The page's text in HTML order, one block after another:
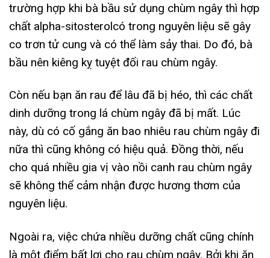
trường hợp khi bà bầu sử dụng chùm ngây thì hợp
chất alpha-sitosterolcó trong nguyên liệu sẽ gây
co trơn tử cung và có thể làm sảy thai. Do đó, bà
bầu nên kiêng kỵ tuyệt đối rau chùm ngây.
Còn nếu bạn ăn rau để lâu đã bị héo, thì các chất
dinh dưỡng trong lá chùm ngây đã bị mất. Lúc
này, dù có cố gắng ăn bao nhiêu rau chùm ngây đi
nữa thì cũng không có hiệu quả. Đồng thời, nếu
cho quá nhiều gia vị vào nồi canh rau chùm ngây
sẽ không thể cảm nhận được hương thơm của
nguyên liệu.
Ngoài ra, việc chứa nhiều dưỡng chất cũng chính
là một điểm bất lợi cho rau chùm ngây. Bởi khi ăn